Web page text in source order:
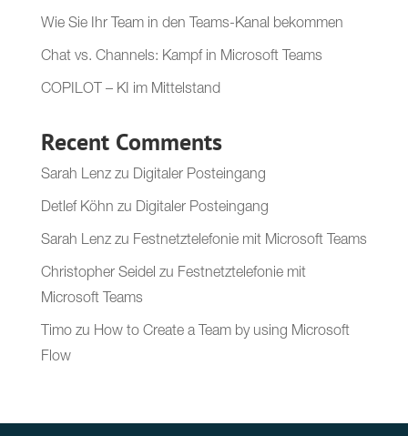
Wie Sie Ihr Team in den Teams-Kanal bekommen
Chat vs. Channels: Kampf in Microsoft Teams
COPILOT – KI im Mittelstand
Recent Comments
Sarah Lenzzu Digitaler Posteingang
Detlef Köhn zu Digitaler Posteingang
Sarah Lenzzu Festnetztelefonie mit Microsoft Teams
Christopher Seidel zu Festnetztelefonie mit
Microsoft Teams
Timozu How to Create a Team by using Microsoft
Flow